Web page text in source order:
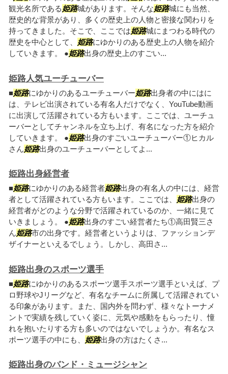
観光名所である姫路城があります。そんな姫路城にも当然、
歴史的な背景があり、多くの歴史上の人物と密接な関わりを
持ってきました。そこで、ここでは姫路城にまつわる時代の
歴史を中心として、 姫路にゆかりのある歴史上の人物を紹介
していきます。 ●姫路出身の歴史上のすごい...
姫路人気ユーチューバー
■姫路にゆかりのあるユーチューバー姫路出身者の中にはに
は、テレビ出演されている有名人だけでなく、YouTube動画
に出演して活躍されている方もいます。ここでは、ユーチュ
ーバーとしてチャンネルを立ち上げ、有名になった方を紹介
していきます。 ●姫路出身のすごいユーチューバー①ヒカル
さん姫路出身のユーチューバーとしてよ...
姫路出身経営者
■姫路にゆかりのある経営者姫路出身の有名人の中には、経営
者として活躍されている方もいます。ここでは、 姫路出身の
経営者がどのような分野で活躍されているのか、一緒に見て
いきましょう。 ●姫路出身のすごい経営者たち①高田賢三さ
ん姫路市の出身です。経営者というよりは、ファッションデ
ザイナーといえるでしょう。しかし、高田さ...
姫路出身のスポーツ選手
■姫路にゆかりのあるスポーツ選手スポーツ選手といえば、プ
ロ野球やJリーグなど、有名なチームに所属して活躍されてい
る印象があります。また、国内外を問わず、様々なトーナメ
ントで実績を残していく姿に、元気や感動をもらったり、憧
れを抱いたりする方も多いのではないでしょうか。有名なス
ポーツ選手の中にも、 姫路出身の方はたくさ...
姫路出身のバンド・ミュージシャン